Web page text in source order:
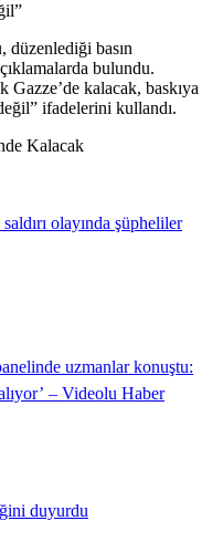
düzenlediği basın
bulundu.
Gazze’de kalacak, baskıya
ifadelerini kullandı.
Kalacak
olayında şüpheliler
uzmanlar konuştu:
‘Dijital şiddet genç kadınları hedef alıyor’ – Videolu Haber
duyurdu